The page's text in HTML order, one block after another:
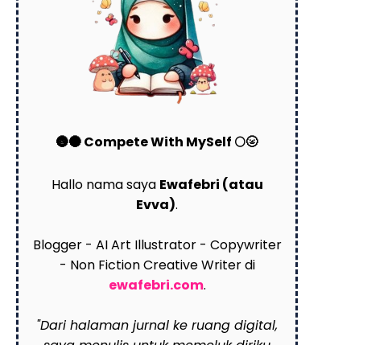
🌚🌑 Compete With MySelf 🌕🌝
Hallo nama saya Ewafebri (atau
Evva).
Blogger - AI Art Illustrator - Copywriter
- Non Fiction Creative Writer di
ewafebri.com.
"Dari halaman jurnal ke ruang digital,